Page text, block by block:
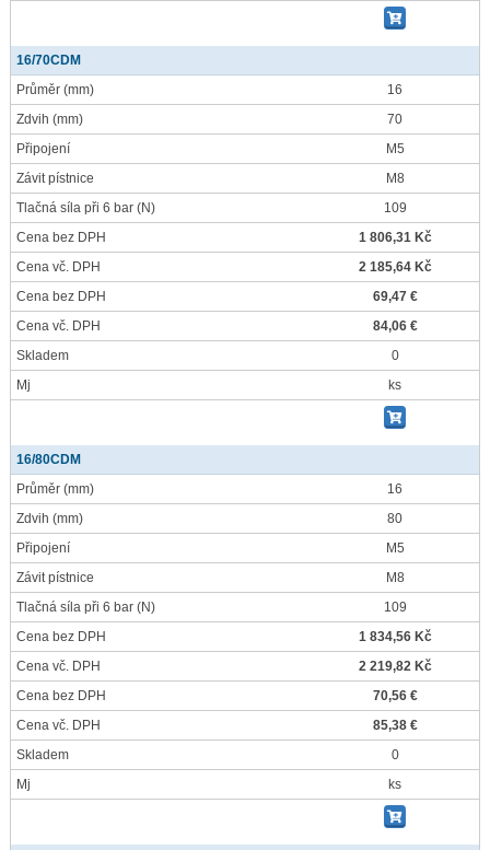
16/70CDM
Průměr (mm)
16
Zdvih (mm)
70
Připojení
M5
Závit pístnice
M8
Tlačná síla při 6 bar (N)
109
Cena bez DPH
1 806,31 Kč
Cena vč. DPH
2 185,64 Kč
Cena bez DPH
69,47 €
Cena vč. DPH
84,06 €
Skladem
0
Mj
ks
16/80CDM
Průměr (mm)
16
Zdvih (mm)
80
Připojení
M5
Závit pístnice
M8
Tlačná síla při 6 bar (N)
109
Cena bez DPH
1 834,56 Kč
Cena vč. DPH
2 219,82 Kč
Cena bez DPH
70,56 €
Cena vč. DPH
85,38 €
Skladem
0
Mj
ks